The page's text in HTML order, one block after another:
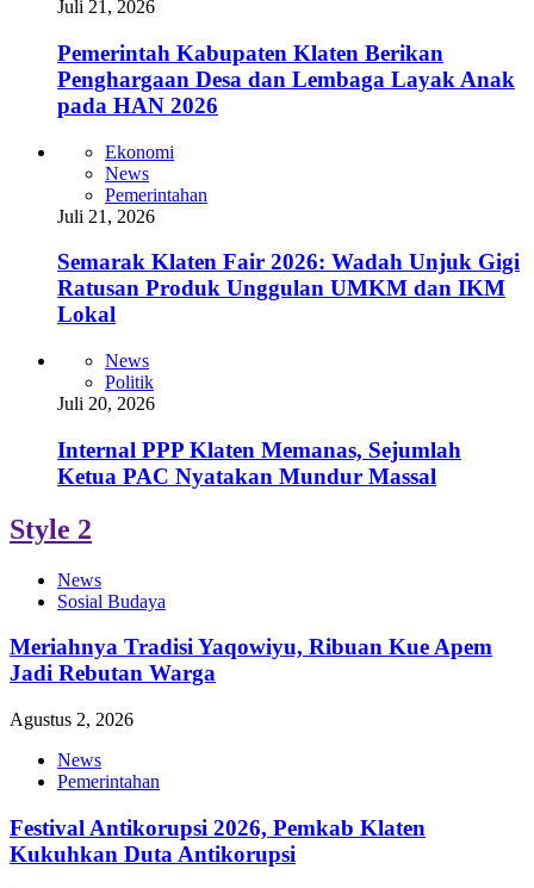
Juli 21, 2026
Pemerintah Kabupaten Klaten Berikan
Penghargaan Desa dan Lembaga Layak Anak
pada HAN 2026
Ekonomi
News
Pemerintahan
Juli 21, 2026
Semarak Klaten Fair 2026: Wadah Unjuk Gigi
Ratusan Produk Unggulan UMKM dan IKM
Lokal
News
Politik
Juli 20, 2026
Internal PPP Klaten Memanas, Sejumlah
Ketua PAC Nyatakan Mundur Massal
Style 2
News
Sosial Budaya
Meriahnya Tradisi Yaqowiyu, Ribuan Kue Apem
Jadi Rebutan Warga
Agustus 2, 2026
News
Pemerintahan
Festival Antikorupsi 2026, Pemkab Klaten
Kukuhkan Duta Antikorupsi